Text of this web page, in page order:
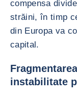
compensa
străini, în timp
din Europa va
capital.
instabilitate